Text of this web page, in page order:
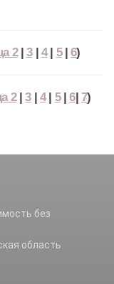
2|3| 4| 5|6)
2|3|4| 5|6| 7)
без
область